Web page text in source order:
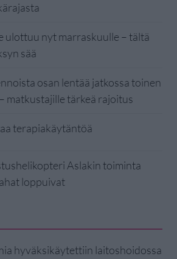
ulottuu nyt marraskuulle – tältä
sää
osan lentää jatkossa toinen
matkustajille tärkeä rajoitus
terapiakäytäntöä
Aslakin toiminta
loppuivat
hyväksikäytettiin laitoshoidossa